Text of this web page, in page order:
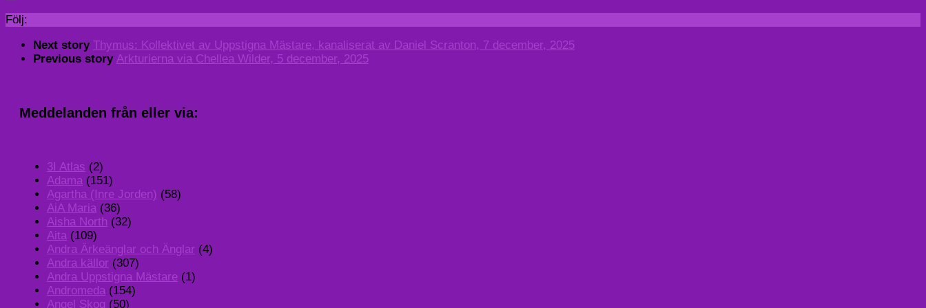
Följ:
Next story Thymus: Kollektivet av Uppstigna Mästare, kanaliserat av Daniel Scranton, 7 december, 2025
Previous story Arkturierna via Chellea Wilder, 5 december, 2025
Meddelanden från eller via:
3I Atlas (2)
Adama (151)
Agartha (Inre Jorden) (58)
AiA Maria (36)
Aisha North (32)
Aita (109)
Andra Ärkeänglar och Änglar (4)
Andra källor (307)
Andra Uppstigna Mästare (1)
Andromeda (154)
Angel Skog (50)